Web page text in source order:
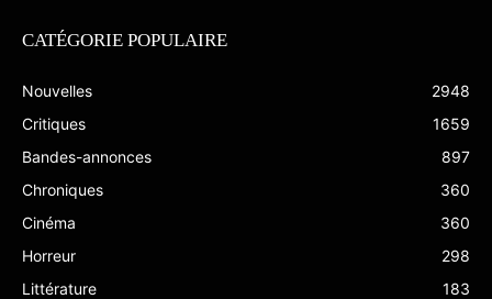
CATÉGORIE POPULAIRE
Nouvelles
2948
Critiques
1659
Bandes-annonces
897
Chroniques
360
Cinéma
360
Horreur
298
Littérature
183